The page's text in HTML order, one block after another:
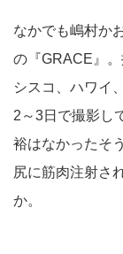
なかでも嶋村か
の『GRACE』
シスコ、ハワイ
2～3日で撮影し
裕はなかったそ
尻に筋肉注射さ
か。